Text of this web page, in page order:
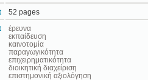
52 pages
έρευνα
εκπαίδευση
καινοτομία
παραγωγικότητα
επιχειρηματικότητα
διοικητική διαχείριση
επιστημονική αξιολόγηση